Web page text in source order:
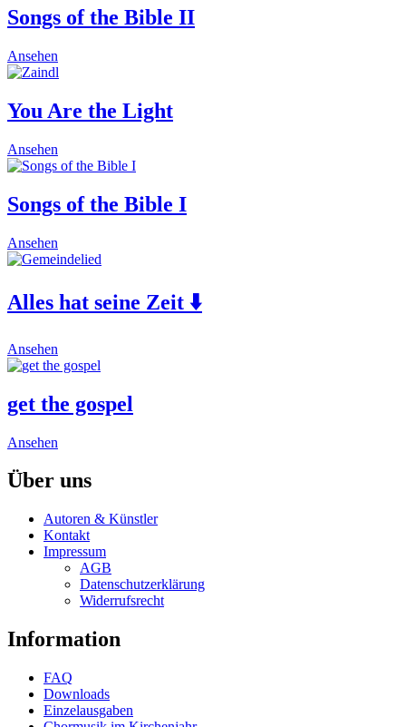
multiple
variants.
options
may
chosen
on
product
page
Songs of the Bible II
Ansehen
product
multiple
variants.
options
may
chosen
on
product
page
You Are the Light
Ansehen
Songs of the Bible I
Ansehen
product
multiple
variants.
may
be
on
page
Alles hat seine Zeit ⬇️
Ansehen
product
multiple
variants.
options
be
on
the
product
page
get the gospel
Ansehen
has
multiple
The
options
may
be
chosen
on
product
Über uns
Autoren & Künstler
Kontakt
Impressum
AGB
Datenschutzerklärung
Widerrufsrecht
Information
FAQ
Downloads
Einzelausgaben